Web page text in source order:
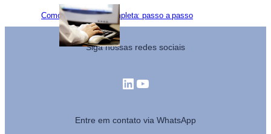
Como baixar NF-e completa: passo a passo
Siga nossas redes sociais
LinkedIn
Youtube
Entre em contato via WhatsApp